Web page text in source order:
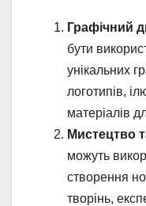
Графічний
бути
унікальних
логотипів,
матеріалів
Мистецтво
можуть
створення
творінь,